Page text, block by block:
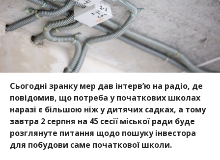
Сьогодні зранку мер дав інтерв’ю на радіо, де
повідомив, що потреба у початкових школах
наразі є більшою ніж у дитячих садках, а тому
завтра 2 серпня на 45 сесії міської ради буде
розглянуте питання щодо пошуку інвестора
для побудови саме початкової школи.